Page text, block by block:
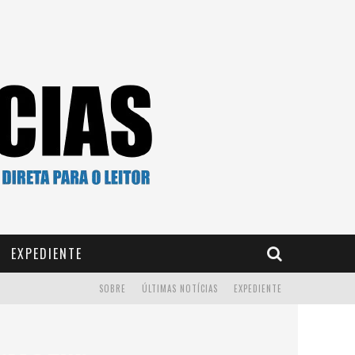
EXPEDIENTE
EXPEDIENTE
ÚLTIMAS NOTÍCIAS
SOBRE